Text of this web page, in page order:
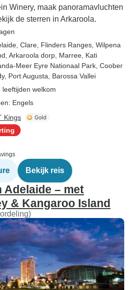
Winery, maak panoramavluchten
de sterren in Arkaroola.
, Clare , Flinders Ranges , Wilpena
, Arkaroola dorp , Marree , Kati
Meer Eyre Nationaal Park , Coober
, Port Augusta , Barossa Vallei
leeftijden welkom
Engels
Kings
Bekijk reis
Adelaide – met
& Kangaroo Island